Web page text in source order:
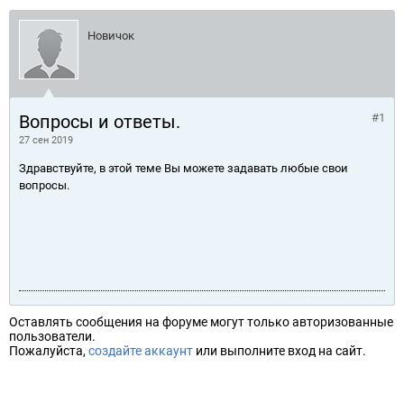
Новичок
Вопросы и ответы.
27 сен 2019
#1
Здравствуйте, в этой теме Вы можете задавать любые свои
вопросы.
Оставлять сообщения на форуме могут только авторизованные
пользователи.
Пожалуйста, создайте аккаунт или выполните вход на сайт.